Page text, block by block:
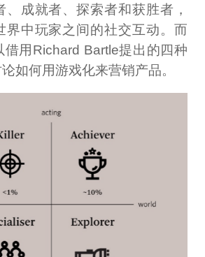
、成就者、探索者和获胜者，
界中玩家之间的社交互动。而
借用Richard Bartle提出的四种
如何用游戏化来营销产品。